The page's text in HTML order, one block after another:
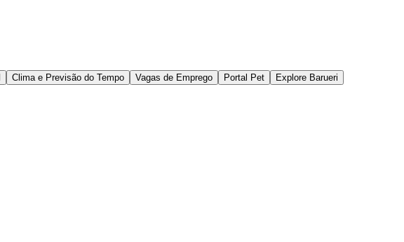
Clima e Previsão do Tempo Vagas de Emprego Portal Pet
Explore Barueri